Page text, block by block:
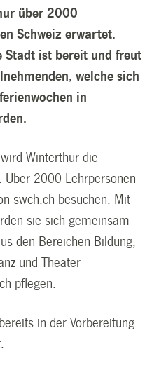
über 2000
Schweiz erwartet.
Stadt ist bereit und freut
welche sich
in
Winterthur die
Über 2000 Lehrpersonen
swch.ch besuchen. Mit
sie sich gemeinsam
den Bereichen Bildung,
und Theater
pflegen.
in der Vorbereitung